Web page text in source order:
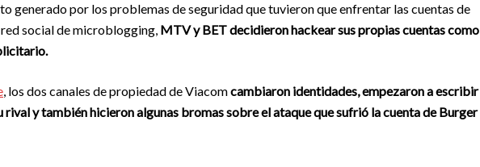
generado por los problemas de seguridad que tuvieron que enfrentar las cuentas de
red social de microblogging, MTV y BET decidieron hackear sus propias cuentas como
, los dos canales de propiedad de Viacomcambiaron identidades, empezaron a escribir
rival y también hicieron algunas bromas sobre el ataque que sufrió la cuenta de Burger